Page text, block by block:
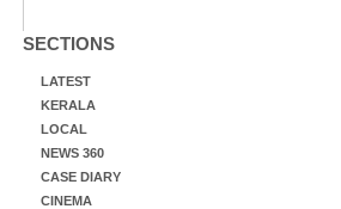
SECTIONS
LATEST
KERALA
LOCAL
NEWS 360
CASE DIARY
CINEMA